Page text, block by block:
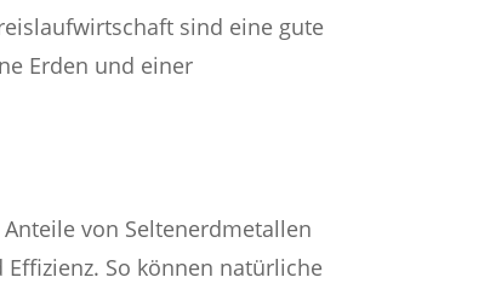
sind eine gute
Erden und einer
von Seltenerdmetallen
So können natürliche